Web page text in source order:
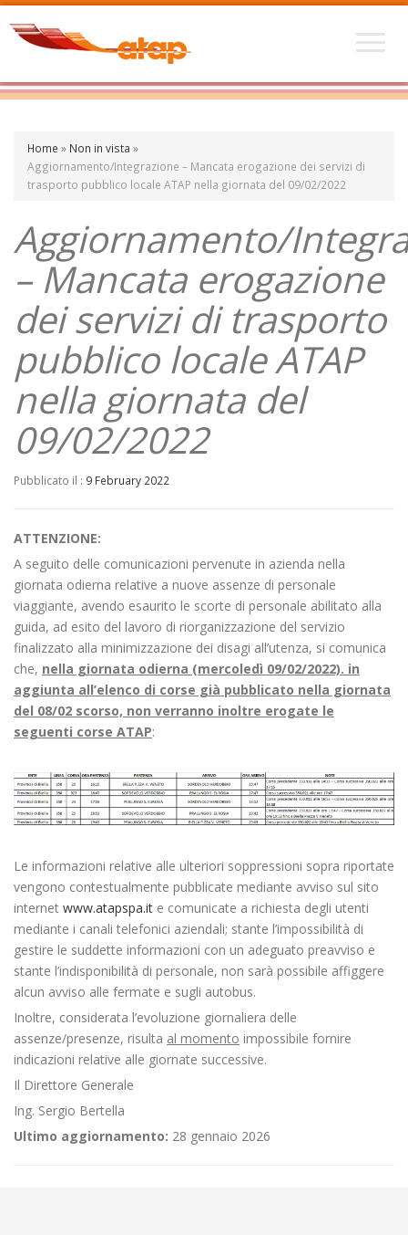
Home » Non in vista »
Aggiornamento/Integrazione – Mancata erogazione dei servizi di
trasporto pubblico locale ATAP nella giornata del 09/02/2022
Aggiornamento/
– Mancata erogazione
dei servizi di trasporto
pubblico locale ATAP
nella giornata del
09/02/2022
Pubblicato il : 9 February 2022
ATTENZIONE:
A seguito delle comunicazioni pervenute in azienda nella
giornata odierna relative a nuove assenze di personale
viaggiante, avendo esaurito le scorte di personale abilitato alla
guida, ad esito del lavoro di riorganizzazione del servizio
finalizzato alla minimizzazione dei disagi all’utenza, si comunica
che, nella giornata odierna (mercoledì 09/02/2022). in
aggiunta all’elenco di corse già pubblicato nella giornata
del 08/02 scorso, non verranno inoltre erogate le
seguenti corse ATAP:
Le informazioni relative alle ulteriori soppressioni sopra riportate
vengono contestualmente pubblicate mediante avviso sul sito
internet www.atapspa.it e comunicate a richiesta degli utenti
mediante i canali telefonici aziendali; stante l’impossibilità di
gestire le suddette informazioni con un adeguato preavviso e
stante l’indisponibilità di personale, non sarà possibile affiggere
alcun avviso alle fermate e sugli autobus.
Inoltre, considerata l’evoluzione giornaliera delle
assenze/presenze, risulta al momento impossibile fornire
indicazioni relative alle giornate successive.
Il Direttore Generale
Ing. Sergio Bertella
Ultimo aggiornamento: 28 gennaio 2026